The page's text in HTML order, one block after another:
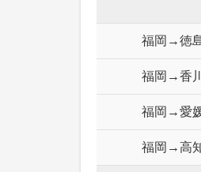
福岡→徳
福岡→香川
福岡→愛
福岡→高